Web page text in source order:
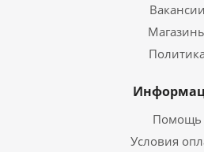
Вакансии
Политика
Помощь
Условия